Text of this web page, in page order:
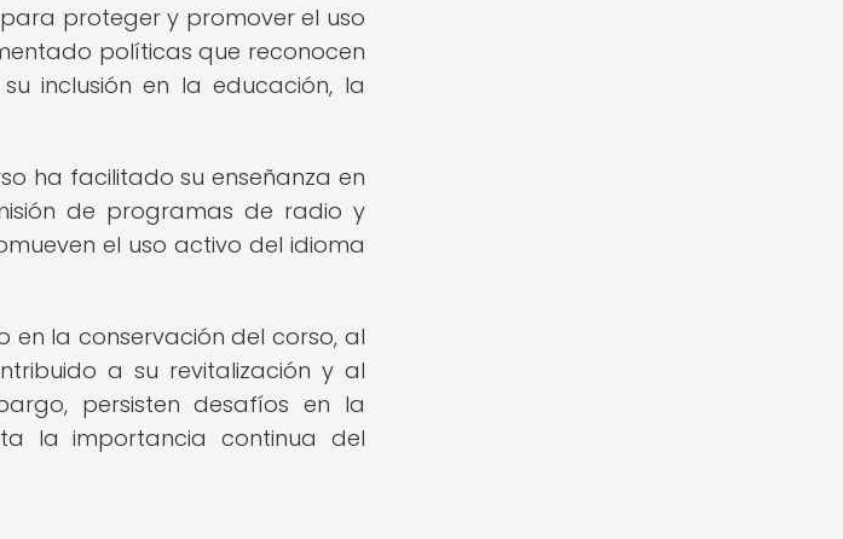
proteger y promover el uso
políticas que reconocen
inclusión en la educación, la
ha facilitado su enseñanza en
de programas de radio y
el uso activo del idioma
en la conservación del corso, al
a su revitalización y al
persisten desafíos en la
la importancia continua del